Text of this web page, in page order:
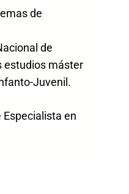
de
de
estudios máster
Juvenil.
en